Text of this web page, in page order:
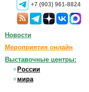
+7 (903) 961-8824
Новости
Мероприятия онлайн
Выставочные центры:
России
мира